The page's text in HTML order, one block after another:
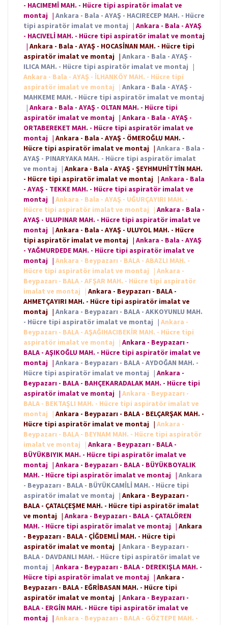
- HACIMEMİ MAH. - Hücre tipi aspiratör imalat ve
montaj | Ankara - Bala - AYAŞ - HACIRECEP MAH. - Hücre
tipi aspiratör imalat ve montaj | Ankara - Bala - AYAŞ
- HACIVELİ MAH. - Hücre tipi aspiratör imalat ve montaj
| Ankara - Bala - AYAŞ - HOCASİNAN MAH. - Hücre tipi
aspiratör imalat ve montaj | Ankara - Bala - AYAŞ -
ILICA MAH. - Hücre tipi aspiratör imalat ve montaj |
Ankara - Bala - AYAŞ - İLHANKÖY MAH. - Hücre tipi
aspiratör imalat ve montaj
| Ankara - Bala - AYAŞ -
MAHKEME MAH. - Hücre tipi aspiratör imalat ve montaj
| Ankara - Bala - AYAŞ - OLTAN MAH. - Hücre tipi
aspiratör imalat ve montaj | Ankara - Bala - AYAŞ -
ORTABEREKET MAH. - Hücre tipi aspiratör imalat ve
montaj | Ankara - Bala - AYAŞ - ÖMEROĞLU MAH. -
Hücre tipi aspiratör imalat ve montaj | Ankara - Bala -
AYAŞ - PINARYAKA MAH. - Hücre tipi aspiratör imalat
ve montaj | Ankara - Bala - AYAŞ - ŞEYHMUHİTTİN MAH.
- Hücre tipi aspiratör imalat ve montaj | Ankara - Bala
- AYAŞ - TEKKE MAH. - Hücre tipi aspiratör imalat ve
montaj | Ankara - Bala - AYAŞ - UĞURÇAYIRI MAH. -
Hücre tipi aspiratör imalat ve montaj
| Ankara - Bala -
AYAŞ - ULUPINAR MAH. - Hücre tipi aspiratör imalat ve
montaj | Ankara - Bala - AYAŞ - ULUYOL MAH. - Hücre
tipi aspiratör imalat ve montaj | Ankara - Bala - AYAŞ
- YAĞMURDEDE MAH. - Hücre tipi aspiratör imalat ve
montaj | Ankara - Beypazarı - BALA - ABAZLI MAH. -
Hücre tipi aspiratör imalat ve montaj
| Ankara -
Beypazarı - BALA - AFŞAR MAH. - Hücre tipi aspiratör
imalat ve montaj
| Ankara - Beypazarı - BALA -
AHMETÇAYIRI MAH. - Hücre tipi aspiratör imalat ve
montaj | Ankara - Beypazarı - BALA - AKKOYUNLU MAH.
- Hücre tipi aspiratör imalat ve montaj | Ankara -
Beypazarı - BALA - AŞAĞIHACIBEKİR MAH. - Hücre tipi
aspiratör imalat ve montaj
| Ankara - Beypazarı -
BALA - AŞIKOĞLU MAH. - Hücre tipi aspiratör imalat ve
montaj | Ankara - Beypazarı - BALA - AYDOĞAN MAH. -
Hücre tipi aspiratör imalat ve montaj | Ankara -
Beypazarı - BALA - BAHÇEKARADALAK MAH. - Hücre tipi
aspiratör imalat ve montaj | Ankara - Beypazarı -
BALA - BEKTAŞLI MAH. - Hücre tipi aspiratör imalat ve
montaj
| Ankara - Beypazarı - BALA - BELÇARŞAK MAH. -
Hücre tipi aspiratör imalat ve montaj | Ankara -
Beypazarı - BALA - BEYNAM MAH. - Hücre tipi aspiratör
imalat ve montaj
| Ankara - Beypazarı - BALA -
BÜYÜKBIYIK MAH. - Hücre tipi aspiratör imalat ve
montaj | Ankara - Beypazarı - BALA - BÜYÜKBOYALIK
MAH. - Hücre tipi aspiratör imalat ve montaj | Ankara
- Beypazarı - BALA - BÜYÜKCAMİLİ MAH. - Hücre tipi
aspiratör imalat ve montaj | Ankara - Beypazarı -
BALA - ÇATALÇEŞME MAH. - Hücre tipi aspiratör imalat
ve montaj | Ankara - Beypazarı - BALA - ÇATALÖREN
MAH. - Hücre tipi aspiratör imalat ve montaj | Ankara
- Beypazarı - BALA - ÇİĞDEMLİ MAH. - Hücre tipi
aspiratör imalat ve montaj | Ankara - Beypazarı -
BALA - DAVDANLI MAH. - Hücre tipi aspiratör imalat ve
montaj | Ankara - Beypazarı - BALA - DEREKIŞLA MAH. -
Hücre tipi aspiratör imalat ve montaj | Ankara -
Beypazarı - BALA - EĞRİBASAN MAH. - Hücre tipi
aspiratör imalat ve montaj | Ankara - Beypazarı -
BALA - ERGİN MAH. - Hücre tipi aspiratör imalat ve
montaj | Ankara - Beypazarı - BALA - GÖZTEPE MAH. -